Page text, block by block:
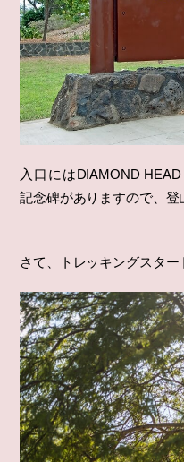
入口にはDIAMOND
記念碑がありますので、登
さて、トレッキングスター